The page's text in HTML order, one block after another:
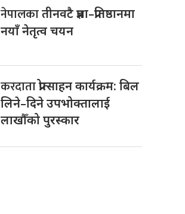
नेपालकातीनवटै प्रज्ञा–प्रतिष्ठानमा
नयाँ नेतृत्व चयन
करदाताप्रोत्साहन कार्यक्रम: बिल
लिने–दिने उपभोक्तालाई
लाखौँको पुरस्कार